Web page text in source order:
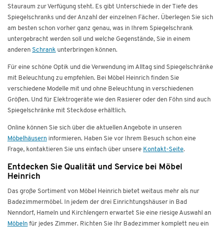
Stauraum zur Verfügung steht. Es gibt Unterschiede in der Tiefe des
Spiegelschranks und der Anzahl der einzelnen Fächer. Überlegen Sie sich
am besten schon vorher ganz genau, was in Ihrem Spiegelschrank
untergebracht werden soll und welche Gegenstände, Sie in einem
anderen Schrank unterbringen können.
Für eine schöne Optik und die Verwendung im Alltag sind Spiegelschränke
mit Beleuchtung zu empfehlen. Bei Möbel Heinrich finden Sie
verschiedene Modelle mit und ohne Beleuchtung in verschiedenen
Größen. Und für Elektrogeräte wie den Rasierer oder den Föhn sind auch
Spiegelschränke mit Steckdose erhältlich.
Online können Sie sich über die aktuellen Angebote in unseren
Möbelhäusern informieren. Haben Sie vor Ihrem Besuch schon eine
Frage, kontaktieren Sie uns einfach über unsere Kontakt-Seite.
Entdecken Sie Qualität und Service bei Möbel
Heinrich
Das große Sortiment von Möbel Heinrich bietet weitaus mehr als nur
Badezimmermöbel. In jedem der drei Einrichtungshäuser in Bad
Nenndorf, Hameln und Kirchlengern erwartet Sie eine riesige Auswahl an
Möbeln für jedes Zimmer. Richten Sie Ihr Badezimmer komplett neu ein